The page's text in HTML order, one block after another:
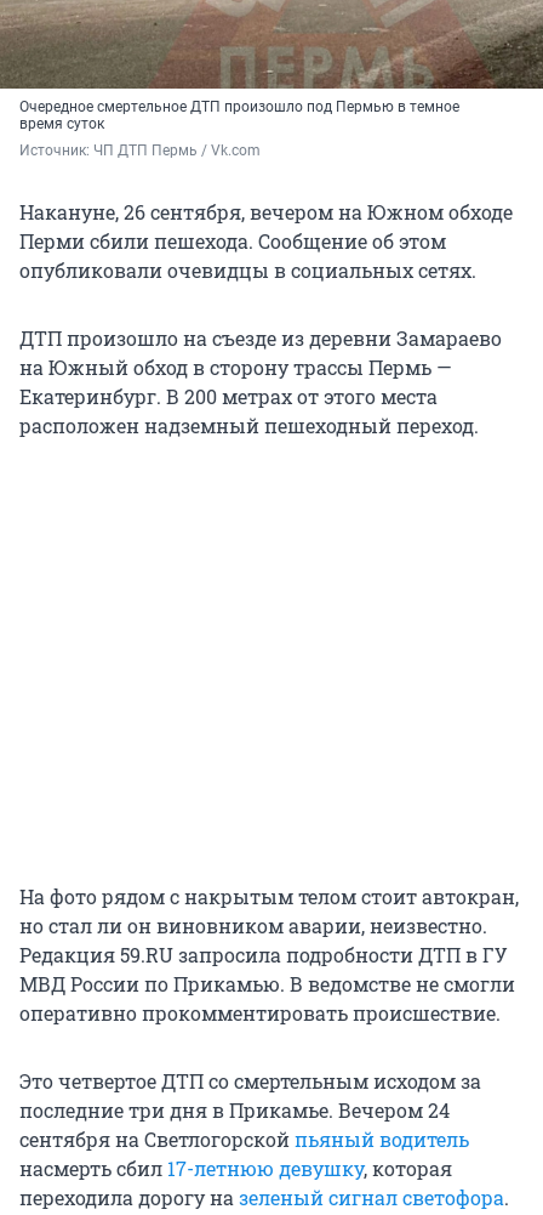
Очередное смертельное ДТП произошло под Пермью в темное
время суток
Источник: ЧП ДТП Пермь / Vk.com
Накануне, 26 сентября, вечером на Южном обходе
Перми сбили пешехода. Сообщение об этом
опубликовали очевидцы в социальных сетях.
ДТП произошло на съезде из деревни Замараево
на Южный обход в сторону трассы Пермь —
Екатеринбург. В 200 метрах от этого места
расположен надземный пешеходный переход.
На фото рядом с накрытым телом стоит автокран,
но стал ли он виновником аварии, неизвестно.
Редакция 59.RU запросила подробности ДТП в ГУ
МВД России по Прикамью. В ведомстве не смогли
оперативно прокомментировать происшествие.
Это четвертое ДТП со смертельным исходом за
последние три дня в Прикамье. Вечером 24
сентября на Светлогорскойпьяный водитель
насмерть сбил 17-летнюю девушку, которая
переходила дорогу назеленый сигнал светофора.